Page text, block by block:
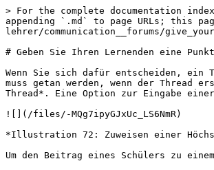
> For the complete documentation
appending `.md` to page URLs; this
lehrer/communication__forums/
# Geben Sie Ihren Lernenden eine
Wenn Sie sich dafür entscheiden, ein
muss getan werden, wenn der
Thread*. Eine Option zur Eingabe
![](/files/-MQg7ipyGJxUc_LS6NmR)
*Illustration 72: Zuweisen einer
Um den Beitrag eines Schülers zu